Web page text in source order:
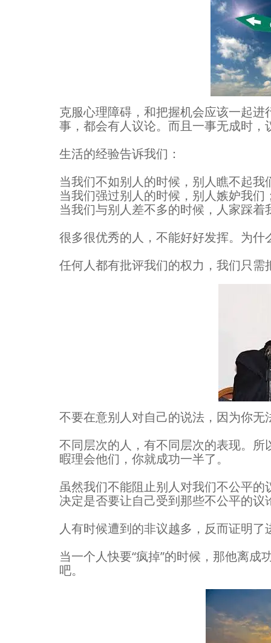
克服心理障碍，和把握机会应该一起
事，都会有人议论。而且一事无成时，
生活的经验告诉我们：
当我们不如别人的时候，别人瞧不起我
当我们强过别人的时候，别人嫉妒我们
当我们与别人差不多的时候，人家踩着
很多很优秀的人，不能好好发挥。为什
任何人都有批评我们的权力，我们只
不要在意别人对自己的说法，因为你无
不同层次的人，有不同层次的表现。
暇理会他们，你就成功一半了。
虽然我们不能阻止别人对我们不公平
决定是否要让自己受到那些不公平的议
人有时候遭到的非议越多，反而证明了
当一个人快要“疯掉”的时候，那他离
吧。